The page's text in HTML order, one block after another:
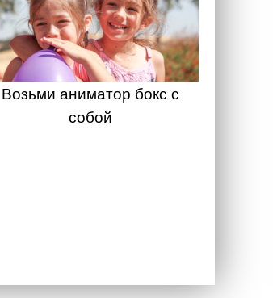
Возьми аниматор бокс с
собой